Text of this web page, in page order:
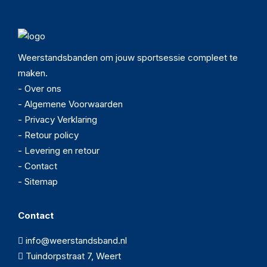
Weerstandsbanden om jouw sportsessie compleet te
maken.
- Over ons
- Algemene Voorwaarden
- Privacy Verklaring
- Retour policy
- Levering en retour
- Contact
- Sitemap
Contact
info@weerstandsband.nl
Tuindorpstraat 7, Weert